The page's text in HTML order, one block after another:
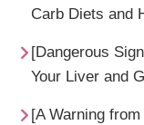
Carb Diets and
[Dangerous
Your Liver and
[A Warning